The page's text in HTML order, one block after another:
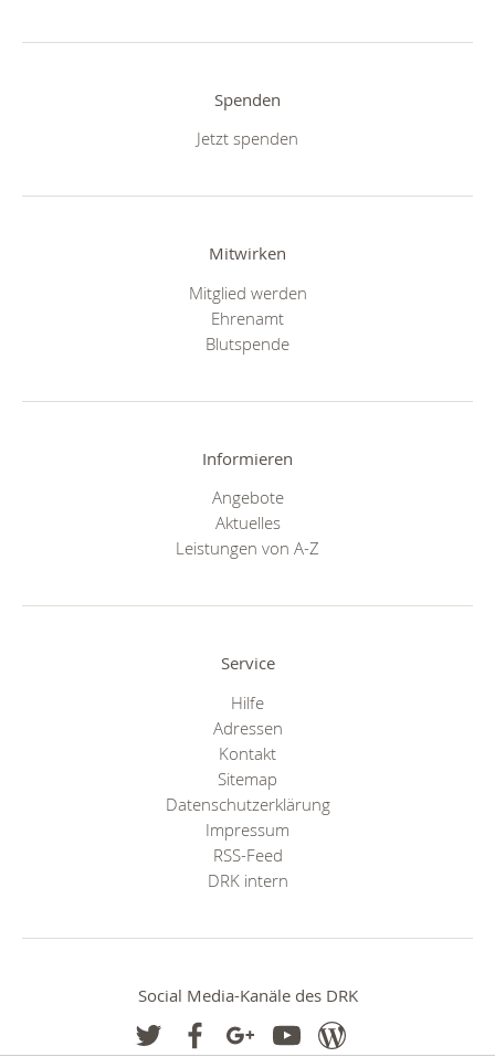
Spenden
Jetzt spenden
Mitwirken
Mitglied werden
Ehrenamt
Blutspende
Informieren
Angebote
Aktuelles
Leistungen von A-Z
Service
Hilfe
Adressen
Kontakt
Sitemap
Datenschutzerklärung
Impressum
RSS-Feed
DRK intern
Social Media-Kanäle des DRK